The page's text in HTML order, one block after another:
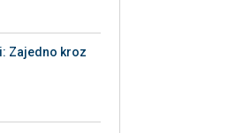
Zajedno kroz